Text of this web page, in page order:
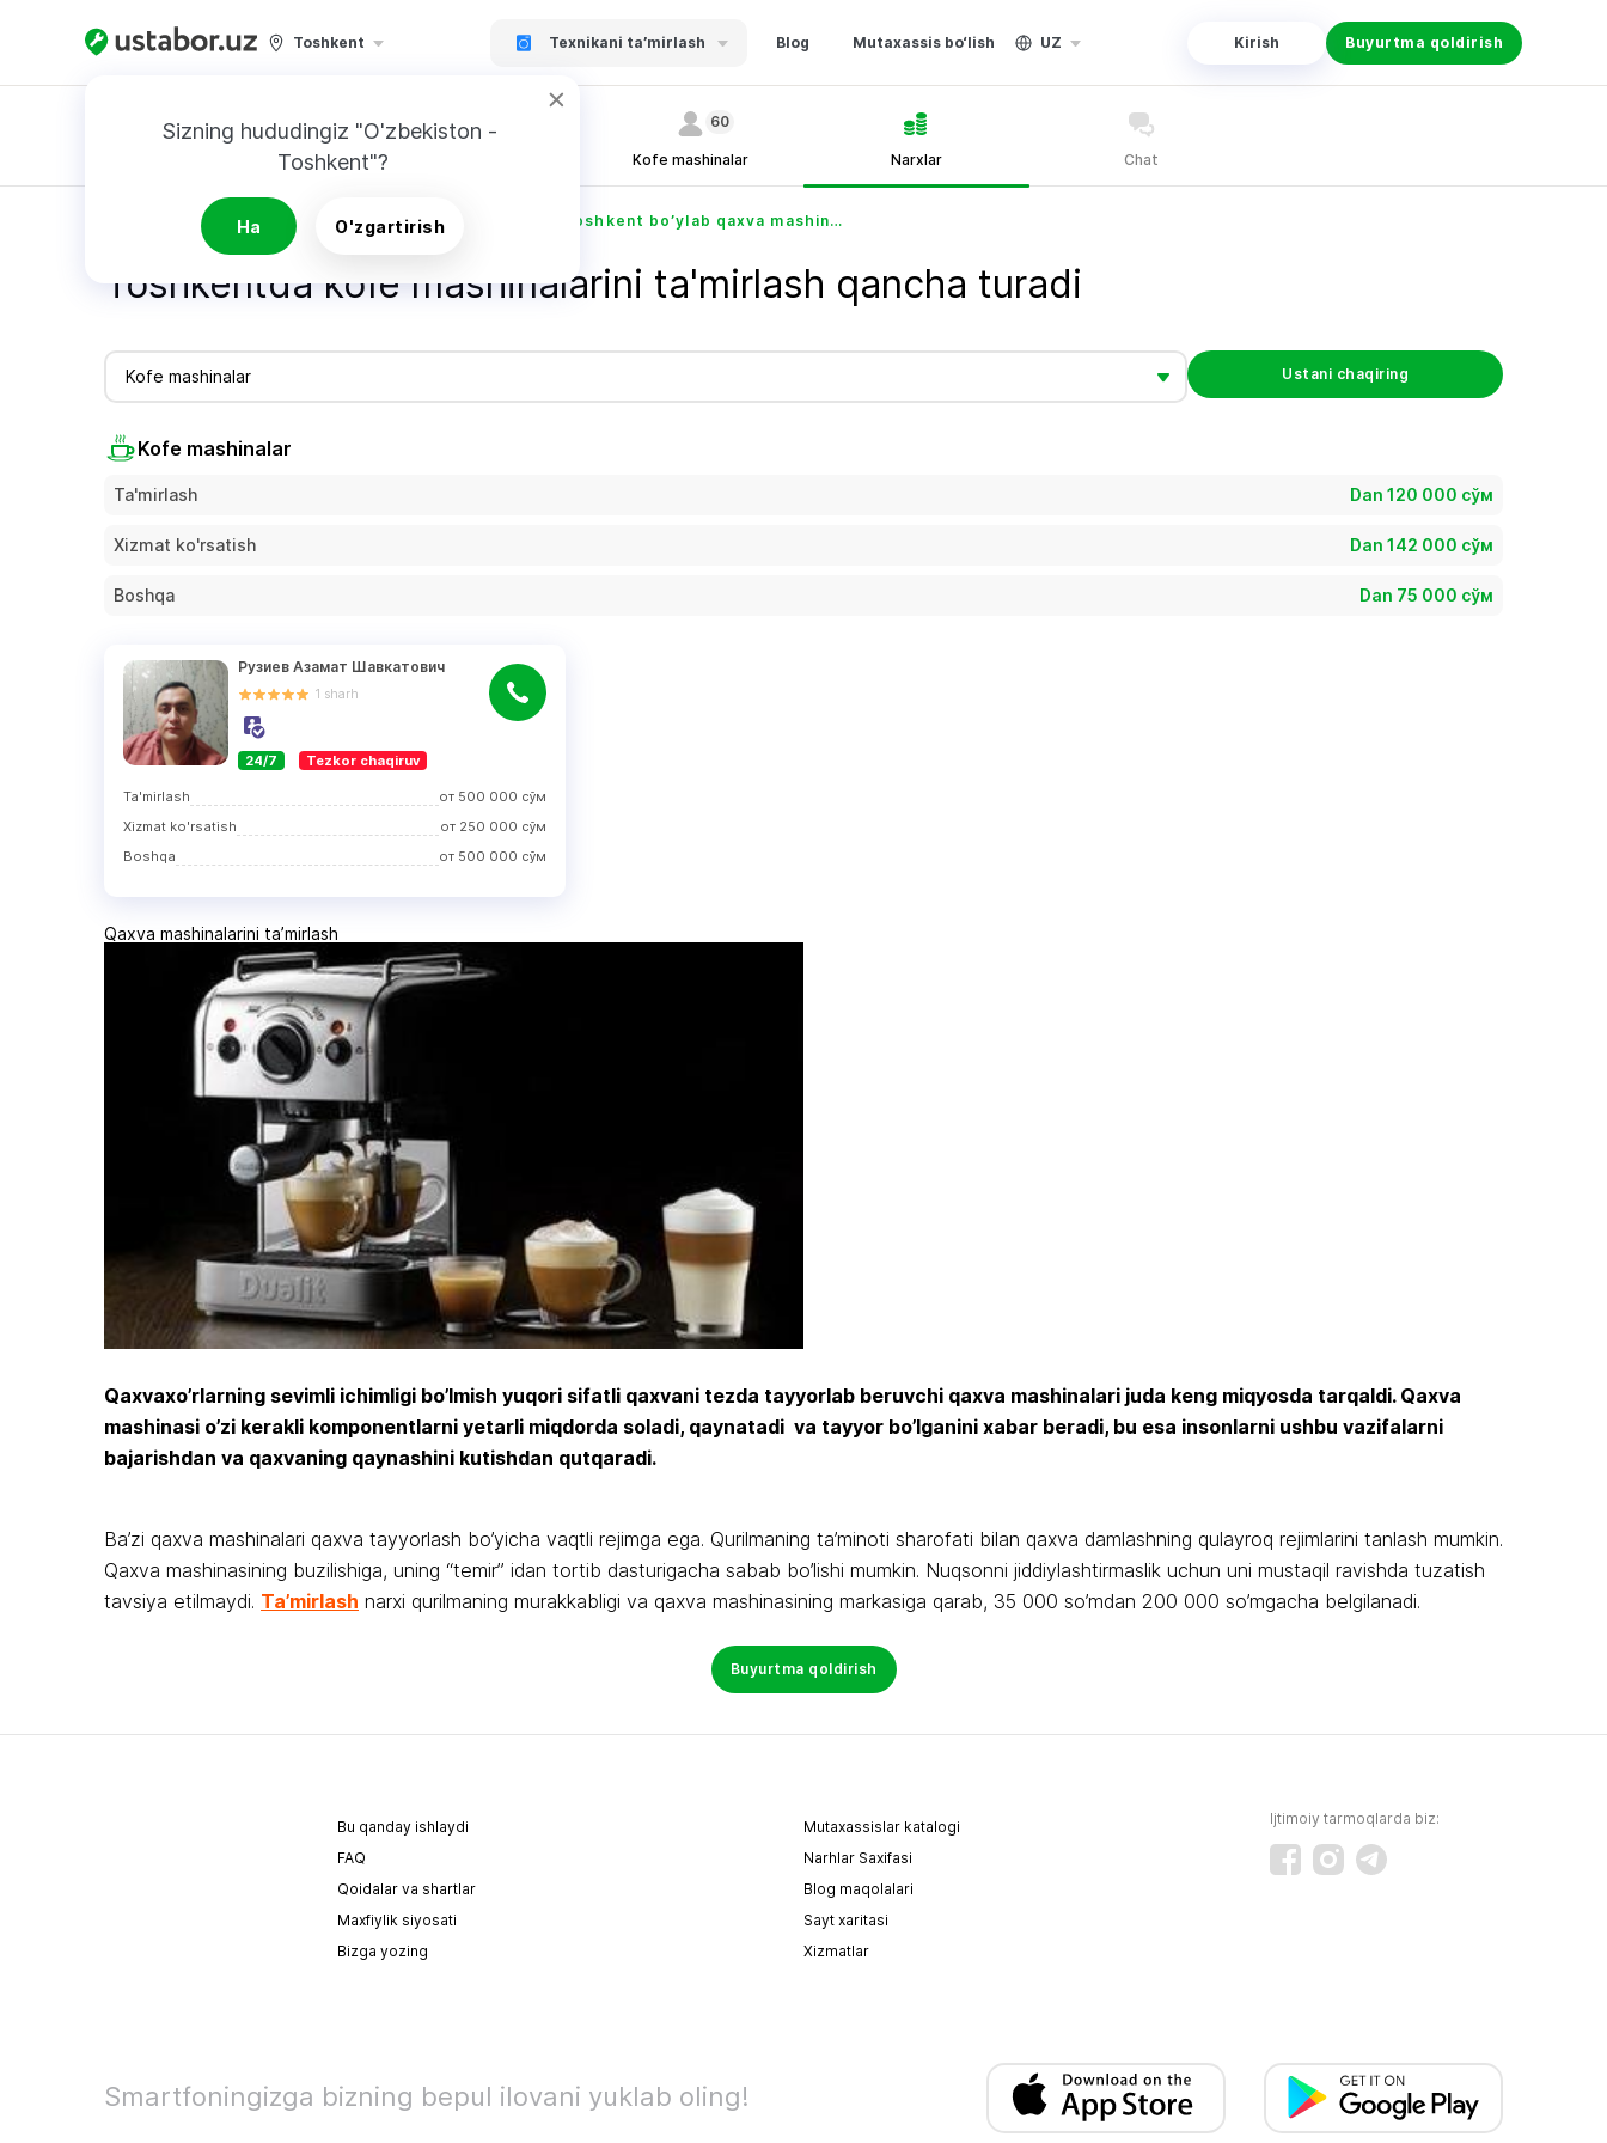
Toshkent Texnikani ta’mirlash Blog Mutaxassis bo‘lish UZ Kirish Buyurtma qoldirish
Sizning hududingiz "O'zbekiston -
Toshkent"?
Ha O'zgartirish
Kofe mashinalar
60
Narxlar Chat
Bosh sahifa Toshkent bo’ylab qaxva mashinalarini ta’mirlash narxlari - Ustabor.uz
Toshkentda kofe mashinalarini ta'mirlash qancha turadi
Kofe mashinalar Ustani chaqiring
Kofe mashinalar
Ta'mirlash Dan 120 000 сўм
Хizmat ko'rsatish Dan 142 000 сўм
Boshqa Dan 75 000 сўм
Рузиев Азамат Шавкатович
1 sharh
24/7 Tezkor chaqiruv
Ta'mirlash от 500 000 сўм
Хizmat ko'rsatish
от 250 000 сўм
Boshqa
от 500 000 сўм
Qaxva mashinalarini ta’mirlash
Qaxvaxo’rlarning sevimli ichimligi bo’lmish yuqori sifatli qaxvani tezda tayyorlab beruvchi qaxva mashinalari juda keng miqyosda tarqaldi. Qaxva
mashinasi o’zi kerakli komponentlarni yetarli miqdorda soladi, qaynatadi va tayyor bo’lganini xabar beradi, bu esa insonlarni ushbu vazifalarni
bajarishdan va qaxvaning qaynashini kutishdan qutqaradi.
Ba’zi qaxva mashinalari qaxva tayyorlash bo’yicha vaqtli rejimga ega. Qurilmaning ta’minoti sharofati bilan qaxva damlashning qulayroq rejimlarini tanlash mumkin.
Qaxva mashinasining buzilishiga, uning “temir” idan tortib dasturigacha sabab bo’lishi mumkin. Nuqsonni jiddiylashtirmaslik uchun uni mustaqil ravishda tuzatish
tavsiya etilmaydi. Ta’mirlash narxi qurilmaning murakkabligi va qaxva mashinasining markasiga qarab, 35 000 so’mdan 200 000 so’mgacha belgilanadi.
Buyurtma qoldirish
Bu qanday ishlaydi
Mutaxassislar katalogi
FAQ
Narhlar Saxifasi
Qoidalar va shartlar
Blog maqolalari
Maxfiylik siyosati
Sayt xaritasi
Bizga yozing
Xizmatlar
Ijtimoiy tarmoqlarda biz:
Smartfoningizga bizning bepul ilovani yuklab oling!